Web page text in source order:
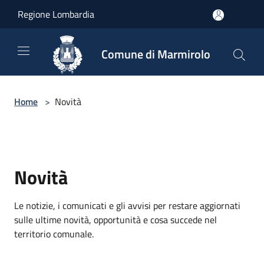
Regione Lombardia
Comune di Marmirolo
Home > Novità
Novità
Le notizie, i comunicati e gli avvisi per restare aggiornati
sulle ultime novità, opportunità e cosa succede nel
territorio comunale.